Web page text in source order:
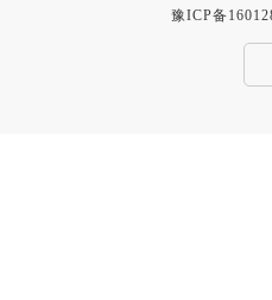
豫ICP备